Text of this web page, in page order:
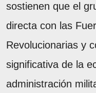
sostienen que el
directa con las
Revolucionarias y
significativa de la
administración